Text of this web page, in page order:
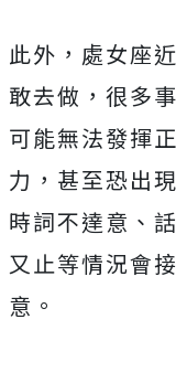
此外，處女座
敢去做，很多
可能無法發揮
力，甚至恐出
時詞不達意、
又止等情況會
意。